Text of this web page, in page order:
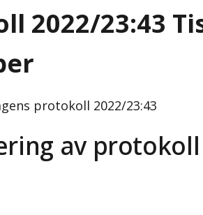
2022/23:43
protokoll 2022/23:43
av protokoll